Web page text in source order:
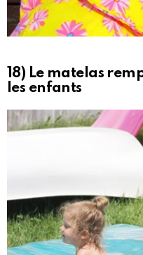
18) Le matelas
les enfants